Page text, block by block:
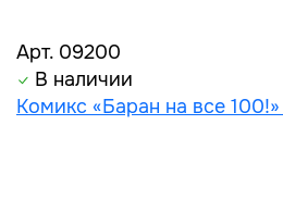
Арт. 09200
В наличии
Комикс «Баран на все